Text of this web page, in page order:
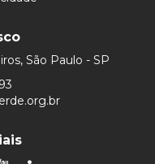
São Paulo - SP